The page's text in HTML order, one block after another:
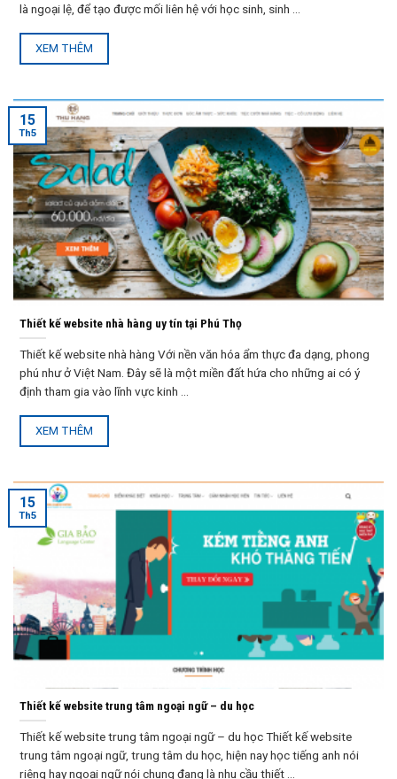
là ngoại lệ, để tạo được mối liên hệ với học sinh, sinh ...
XEM THÊM
Thiết kế website nhà hàng uy tín tại Phú Thọ
Thiết kế website nhà hàng Với nền văn hóa ẩm thực đa dạng, phong
phú như ở Việt Nam. Đây sẽ là một miền đất hứa cho những ai có ý
định tham gia vào lĩnh vực kinh ...
XEM THÊM
15
Th5
Thiết kế website trung tâm ngoại ngữ – du học
Thiết kế website trung tâm ngoại ngữ – du học Thiết kế website
trung tâm ngoại ngữ, trung tâm du học, hiện nay học tiếng anh nói
riêng hay ngoại ngữ nói chung đang là nhu cầu thiết ...
15
Th5